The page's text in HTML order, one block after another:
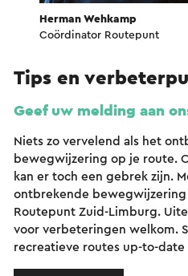
Herman Wehkamp
Coördinator Routepunt
Tips en
Geef uw melding aan
Niets zo vervelend als het
bewegwijzering op je route.
kan er toch een gebrek zijn.
ontbrekende bewegwijzering
Routepunt Zuid-Limburg.
voor verbeteringen welkom.
recreatieve routes up-to-